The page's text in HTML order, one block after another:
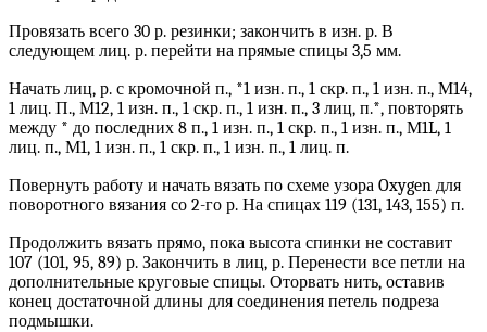
Провязать всего 30 р. резинки; закончить в изн. р. В
следующем лиц. р. перейти на прямые спицы 3,5 мм.
Начать лиц, р. с кромочной п., *1 изн. п., 1 скр. п., 1 изн. п., М14,
1 лиц. П., М12, 1 изн. п., 1 скр. п., 1 изн. п., 3 лиц, п.*, повторять
между * до последних 8 п., 1 изн. п., 1 скр. п., 1 изн. п., М1L, 1
лиц. п., М1, 1 изн. п., 1 скр. п., 1 изн. п., 1 лиц. п.
Повернуть работу и начать вязать по схеме узора Oxygen для
поворотного вязания со 2-го р. На спицах 119 (131, 143, 155) п.
Продолжить вязать прямо, пока высота спинки не составит
107 (101, 95, 89) р. Закончить в лиц, р. Перенести все петли на
дополнительные круговые спицы. Оторвать нить, оставив
конец достаточной длины для соединения петель подреза
подмышки.